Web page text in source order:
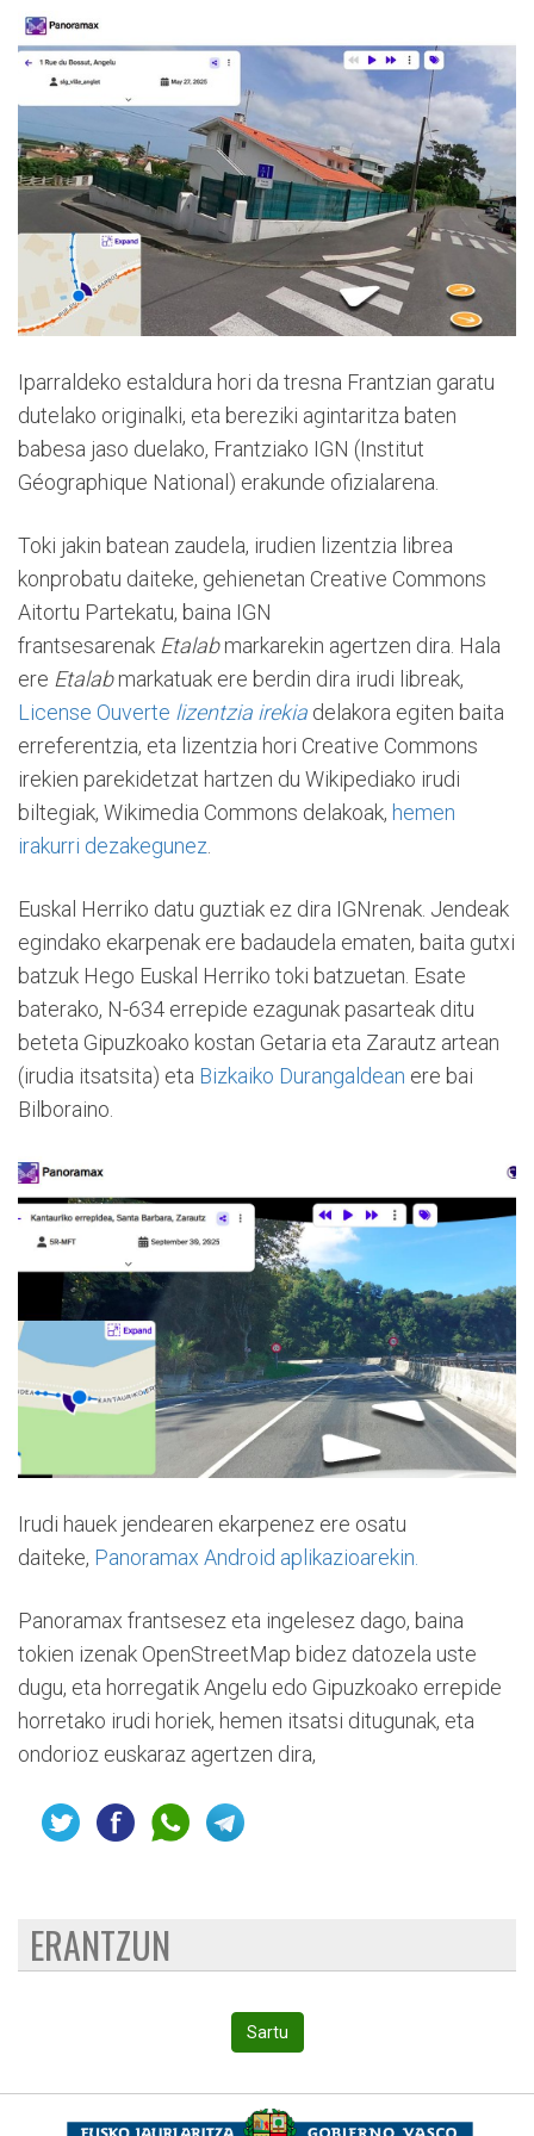
Iparraldeko estaldura hori da tresna Frantzian garatu
dutelako originalki, eta bereziki agintaritza baten
babesa jaso duelako, Frantziako IGN (Institut
Géographique National) erakunde ofizialarena.
Toki jakin batean zaudela, irudien lizentzia librea
konprobatu daiteke, gehienetan Creative Commons
Aitortu Partekatu, baina IGN
frantsesarenak Etalabmarkarekin agertzen dira. Hala
ere Etalabmarkatuak ere berdin dira irudi libreak,
License Ouverte lizentzia irekia delakora egiten baita
erreferentzia, eta lizentzia hori Creative Commons
irekien parekidetzat hartzen du Wikipediako irudi
biltegiak, Wikimedia Commons delakoak, hemen
irakurri dezakegunez
Euskal Herriko datu guztiak ez dira IGNrenak. Jendeak
egindako ekarpenak ere badaudela ematen, baita gutxi
batzuk Hego Euskal Herriko toki batzuetan. Esate
baterako, N-634 errepide ezagunak pasarteak ditu
beteta Gipuzkoako kostan Getaria eta Zarautz artean
(irudia itsatsita) eta Bizkaiko Durangaldean ere bai
Bilboraino.
Irudi hauek jendearen ekarpenez ere osatu
daiteke, Panoramax Android aplikazioarekin.
Panoramax frantsesez eta ingelesez dago, baina
tokien izenak OpenStreetMap bidez datozela uste
dugu, eta horregatik Angelu edo Gipuzkoako errepide
horretako irudi horiek, hemen itsatsi ditugunak, eta
ondorioz euskaraz agertzen dira,
ERANTZUN
Sartu